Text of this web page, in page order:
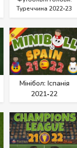
Туреччина 2022‑23
Мінібол: Іспанія
2021‑22